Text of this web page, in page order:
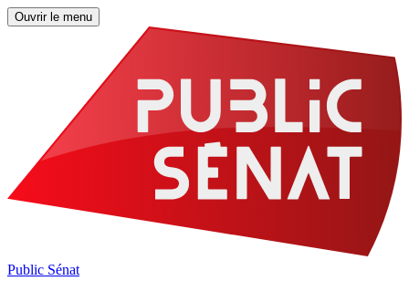
Ouvrir le menu
Public Sénat